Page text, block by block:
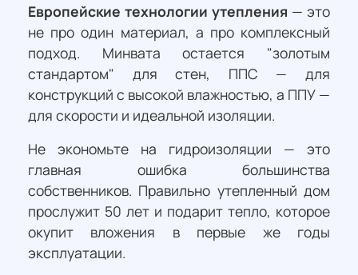
Европейские технологии утепления — это
не про один материал, а про комплексный
подход. Минвата остается "золотым
стандартом" для стен, ППС — для
конструкций с высокой влажностью, а ППУ —
для скорости и идеальной изоляции.
Не экономьте на гидроизоляции — это
главная ошибка большинства
собственников. Правильно утепленный дом
прослужит 50 лет и подарит тепло, которое
окупит вложения в первые же годы
эксплуатации.